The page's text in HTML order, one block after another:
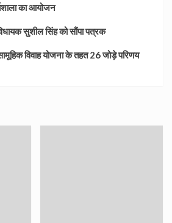
का आयोजन
विधायक सुशील सिंह को सौंपा पत्रक
विवाह योजना के तहत 26 जोड़े परिणय